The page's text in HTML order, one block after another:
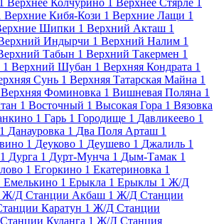
Верхние Кибя-Кози 1 Верхние Лащи 1
Шипки 1 Верхний Акташ 1
Индырчи 1 Верхний Налим 1
Табын 1 Верхний Такермен 1
1 Верхний Шубан 1 Верхняя Кондрата 1
Сунь 1 Верхняя Татарская Майна 1
Верхняя Фоминовка 1 Вишневая Поляна 1
1 Восточный 1 Высокая Гора 1 Вязовка
1 Гарь 1 Городище 1 Давликеево 1
1 Данауровка 1 Два Поля Арташ 1
1 Деуково 1 Деушево 1 Джалиль 1
1 Дурга 1 Дурт-Мунча 1 Дым-Тамак 1
1 Егоркино 1 Екатериновка 1
Емелькино 1 Ерыкла 1 Ерыклы 1 Ж/Д
Ж/Д Станции Акбаш 1 Ж/Д Станции
Каратун 1 Ж/Д Станции
Куланга 1 Ж/Д Станция